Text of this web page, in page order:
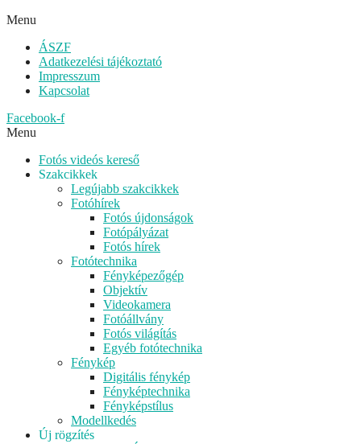
Menu
ÁSZF
Adatkezelési tájékoztató
Impresszum
Kapcsolat
Facebook-f
Menu
Fotós videós kereső
Szakcikkek
Legújabb szakcikkek
Fotóhírek
Fotós újdonságok
Fotópályázat
Fotós hírek
Fotótechnika
Fényképezőgép
Objektív
Videokamera
Fotóállvány
Fotós világítás
Egyéb fotótechnika
Fénykép
Digitális fénykép
Fényképtechnika
Fényképstílus
Modellkedés
Új rögzítés